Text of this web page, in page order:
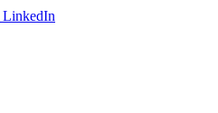
LinkedIn